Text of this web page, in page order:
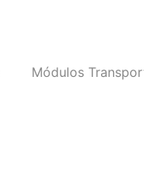
Módulos